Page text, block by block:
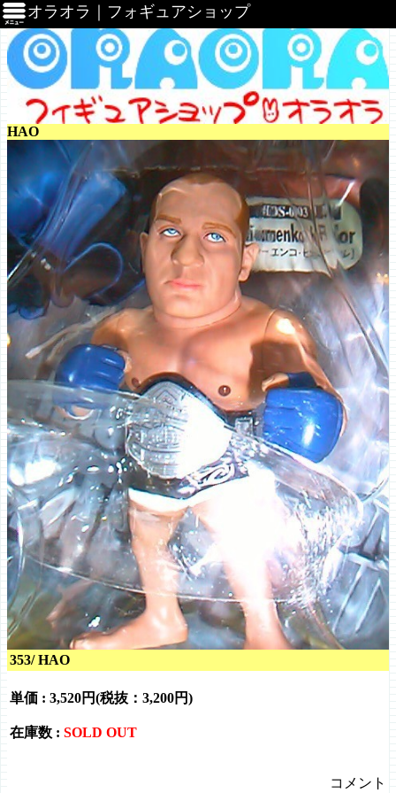
オラオラ｜フォギュアショップ
HAO
353/ HAO
単価 : 3,520円(税抜：3,200円)
在庫数 : SOLD OUT
コメント